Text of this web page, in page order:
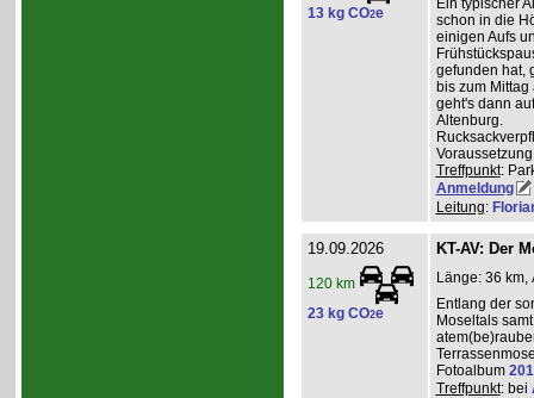
13 kg CO2e
Ein typischer
schon in die
einigen Aufs
gefunden hat,
bis zum
geht's dann
Altenburg.
Treffpunkt:
Anmeldung
Leitung:
19.09.2026
120 km
23 kg CO2e
KT-AV: Der
Länge: 36 km,
Entlang der
Moseltals
Fotoalbum
Treffpunkt: bei